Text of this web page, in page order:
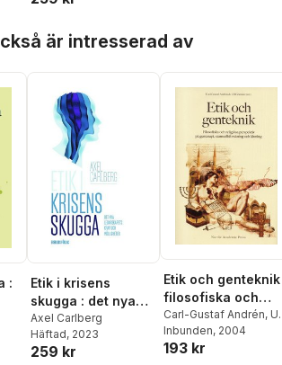
är intresserad av
:
Etik i krisens
skugga : det nya
ledarskapets krav
och möjligheter
Axel Carlberg
Häftad, 2023
259 kr
Etik och genteknik
filosofiska och
religiösa
perspektiv på
genterapi,
Carl-Gustaf Andrén,
Görman,Axel Carlberg
Birgitta Forsman
Inbunden, 2004
193 kr